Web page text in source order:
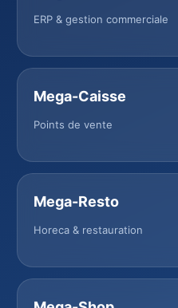
ERP & gestion commerciale
Mega-Caisse
Points de vente
Mega-Resto
Horeca & restauration